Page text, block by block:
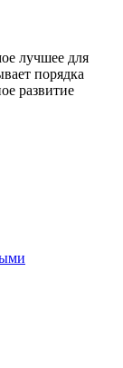
лучшее для
порядка
развитие